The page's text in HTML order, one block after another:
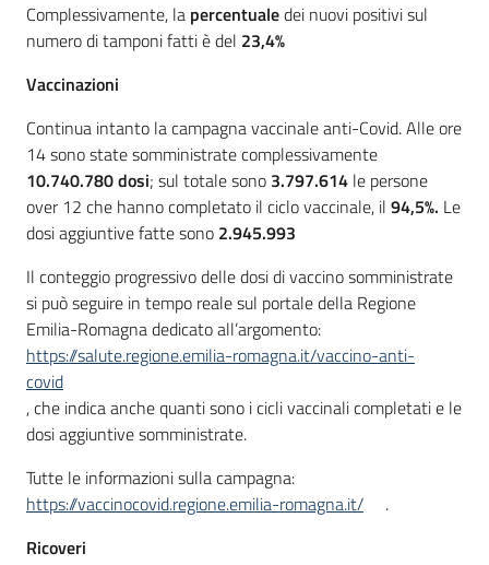
Complessivamente, la percentualedei nuovi positivi sul
numero di tamponi fatti è del 23,4%
Vaccinazioni
Continua intanto la campagna vaccinale anti-Covid. Alle ore
14 sono state somministrate complessivamente
10.740.780 dosi; sul totale sono 3.797.614 le persone
over 12 che hanno completato il ciclo vaccinale, il 94,5%. Le
dosi aggiuntive fatte sono 2.945.993
Il conteggio progressivo delle dosi di vaccino somministrate
si può seguire in tempo reale sul portale della Regione
Emilia-Romagna dedicato all’argomento:
https://salute.regione.emilia-romagna.it/vaccino-anti-
covid
, che indica anche quanti sono i cicli vaccinali completati e le
dosi aggiuntive somministrate.
Tutte le informazioni sulla campagna:
https://vaccinocovid.regione.emilia-romagna.it/
.
Ricoveri